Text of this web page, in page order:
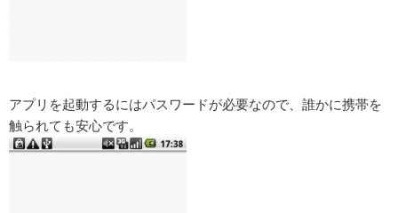
アプリを起動するにはパスワードが必要なので、誰かに携帯を
触られても安心です。